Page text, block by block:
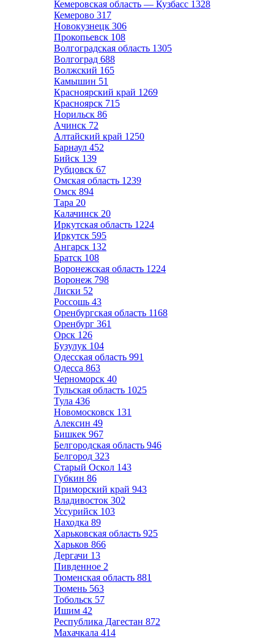
Кемеровская область — Кузбасс 1328
Кемерово 317
Новокузнецк 306
Прокопьевск 108
Волгоградская область 1305
Волгоград 688
Волжский 165
Камышин 51
Красноярский край 1269
Красноярск 715
Норильск 86
Ачинск 72
Алтайский край 1250
Барнаул 452
Бийск 139
Рубцовск 67
Омская область 1239
Омск 894
Тара 20
Калачинск 20
Иркутская область 1224
Иркутск 595
Ангарск 132
Братск 108
Воронежская область 1224
Воронеж 798
Лиски 52
Россошь 43
Оренбургская область 1168
Оренбург 361
Орск 126
Бузулук 104
Одесская область 991
Одесса 863
Черноморск 40
Тульская область 1025
Тула 436
Новомосковск 131
Алексин 49
Бишкек 967
Белгородская область 946
Белгород 323
Старый Оскол 143
Губкин 86
Приморский край 943
Владивосток 302
Уссурийск 103
Находка 89
Харьковская область 925
Харьков 866
Дергачи 13
Пивденное 2
Тюменская область 881
Тюмень 563
Тобольск 57
Ишим 42
Республика Дагестан 872
Махачкала 414